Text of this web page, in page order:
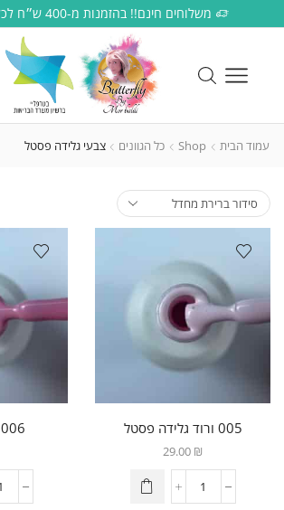
משלוחים חינם!! בהזמנות מ-400 ש״ח לכל חלקי הארץ
עמוד הבית Shop כל הגוונים צבעי גלידה פסטל
005 ורוד גלידה פסטל
29.00 ₪
006 ורוד מסטיק